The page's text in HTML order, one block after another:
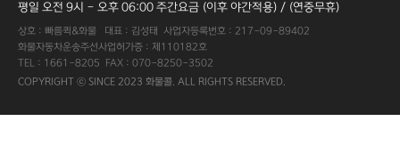
평일 오전 9시 - 오후 06:00 주간요금 (이후 야간적용) / (연중무휴)
상호 : 빠름퀵&화물 대표 : 김성태 사업자등록번호 : 217-09-89402
화물자동차운송주선사업허가증 : 제110182호
TEL : 1661-8205 FAX : 070-8250-3502
COPYRIGHT ⓒ SINCE 2023 화물콜. ALL RIGHTS RESERVED.